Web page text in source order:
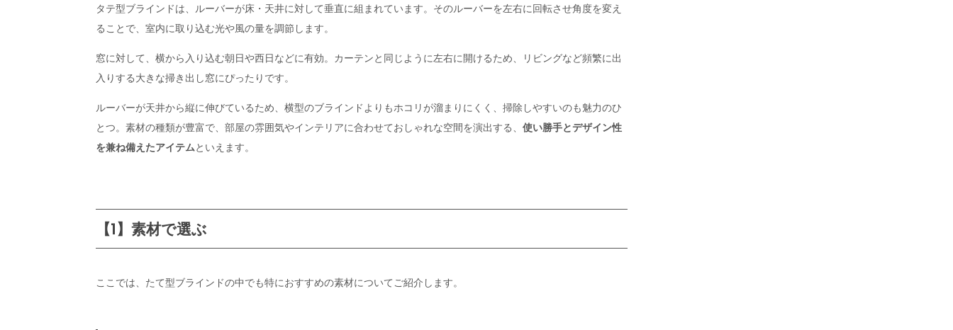
タテ型ブラインドは、ルーバーが床・天井に対して垂直に組まれています。そのルーバーを左右に回転させ角度を変え
ることで、室内に取り込む光や風の量を調節します。
窓に対して、横から入り込む朝日や西日などに有効。カーテンと同じように左右に開けるため、リビングなど頻繁に出
入りする大きな掃き出し窓にぴったりです。
ルーバーが天井から縦に伸びているため、横型のブラインドよりもホコリが溜まりにくく、掃除しやすいのも魅力のひ
とつ。素材の種類が豊富で、部屋の雰囲気やインテリアに合わせておしゃれな空間を演出する、 使い勝手とデザイン性
を兼ね備えたアイテムといえます。
【1】素材で選ぶ
ここでは、たて型ブラインドの中でも特におすすめの素材についてご紹介します。